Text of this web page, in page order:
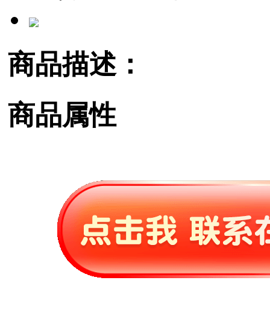
商品描述：
商品属性